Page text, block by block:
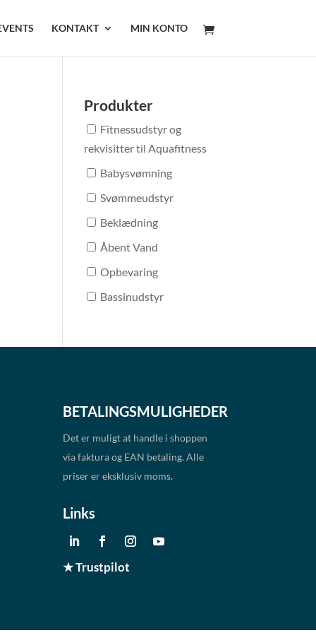
KONTAKT MIN KONTO
Produkter
Fitnessudstyr og
rekvisitter til Aquafitness
Babysvømning
Svømmeudstyr
Beklædning
Åbent Vand
Opbevaring
Bassinudstyr
BETALINGSMULIGHEDER
Det er muligt at handle i shoppen
via faktura og EAN betaling. Alle
priser er eksklusiv moms.
Links
★ Trustpilot